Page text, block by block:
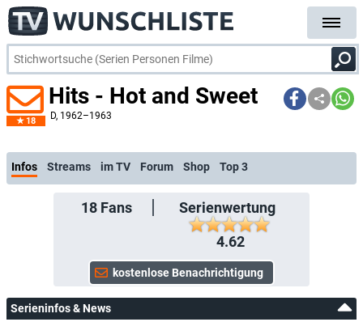
18
Hits - Hot and Sweet
D, 1962–1963
kostenlose E-Mail-Benach
Infos Streams im TV Forum Shop Top 3
18Fans
Serienwertung
4.62
Serieninfos & News